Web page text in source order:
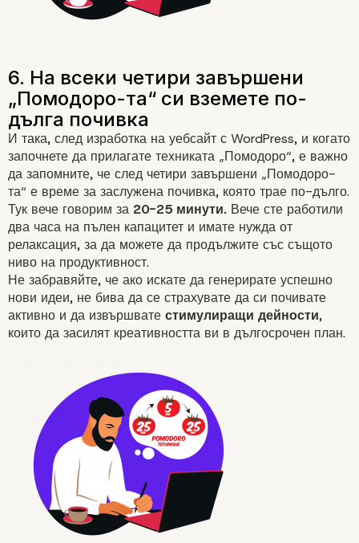
2. Вземете таймер и го
3. Работете върху задачата,
докато „Помодоро“
звънне
И така, след изработка на уебсайт с WordPress, и когато
започнете да прилагате техниката „Помодоро“, е важно
да запомните, че след четири завършени „Помодоро-
та“ е време за заслужена почивка, която трае по-дълго.
Тук вече говорим за 20-25 минути. Вече сте работили
два часа на пълен капацитет и имате нужда от
релаксация, за да можете да продължите със същото
ниво на продуктивност.
Не забравяйте, че ако искате да генерирате успешно
нови идеи, не бива да се страхувате да си почивате
активно и да извършвате стимулиращи дейности,
които да засилят креативността ви в дългосрочен план.